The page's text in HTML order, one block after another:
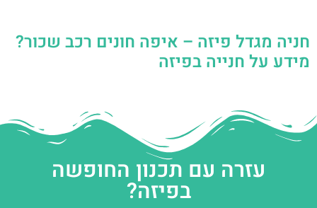
חניה מגדל פיזה – איפה חונים רכב שכור?
מידע על חנייה בפיזה
עזרה עם תכנון החופשה
בפיזה?